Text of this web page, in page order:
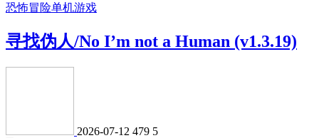
恐怖冒险单机游戏
寻找伪人/No I’m not a Human (v1.3.19)
2026-07-12 479 5